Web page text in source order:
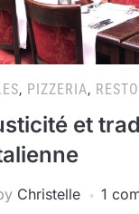
, PIZZERIA, RESTO
et
Christelle 1